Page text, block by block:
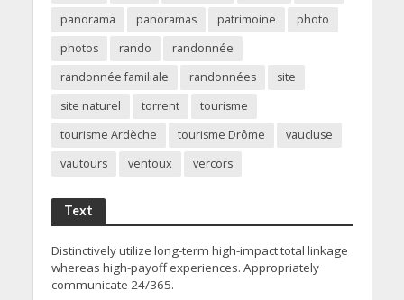
panorama
panoramas patrimoine
photo
photos
rando
randonnée
randonnée familiale
randonnées
site
site naturel
torrent
tourisme
tourisme Ardèche
tourisme Drôme
vaucluse
vautours
ventoux vercors
Text
Distinctively utilize long-term high-impact total linkage
whereas high-payoff experiences. Appropriately
communicate 24/365.